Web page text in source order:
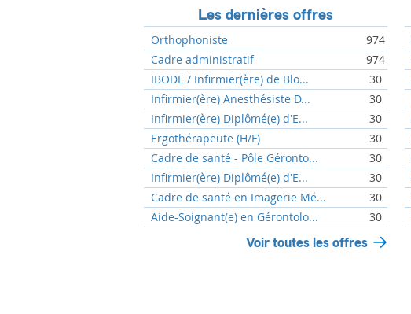
Les dernières offres
Orthophoniste
974
Cadre administratif
974
IBODE / Infirmier(ère) de Blo...
30
Infirmier(ère) Anesthésiste D...
30
Infirmier(ère) Diplômé(e) d'E...
30
Ergothérapeute (H/F)
30
Cadre de santé - Pôle Géronto...
30
Infirmier(ère) Diplômé(e) d'E...
30
Cadre de santé en Imagerie Mé...
30
Aide-Soignant(e) en Gérontolo...
30
Voir toutes les offres